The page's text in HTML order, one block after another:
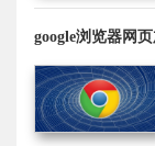
google浏览器网